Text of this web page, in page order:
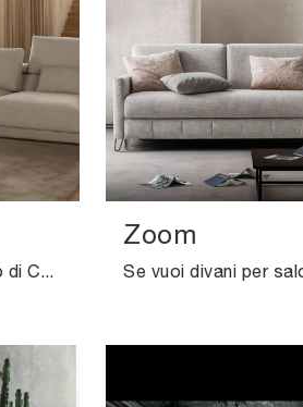
Con salotti e divani ad angolo di Calia come il modello Matheola in tessuto, potrai completare il tuo concept d'arredo.
Zoom